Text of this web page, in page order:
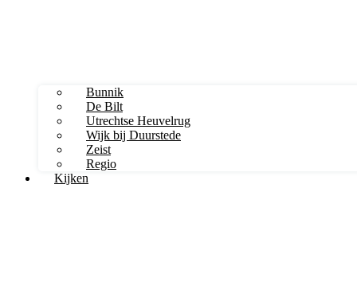
Bunnik
De Bilt
Utrechtse Heuvelrug
Wijk bij Duurstede
Zeist
Regio
Kijken